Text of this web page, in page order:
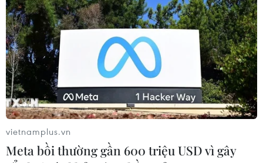
Người dân chuyển đổi việc mua sắm qua thương
mại điện tử hay đặt hàng online, nhờ đó, hoạt
động logistics, ship hàng hoặc kinh doanh qua các
nền tảng số cũng được thúc đẩy mạnh mẽ hơn
bao giờ hết.
vietnamplus.vn
Meta bồi thường gần 600 triệu USD vì gây